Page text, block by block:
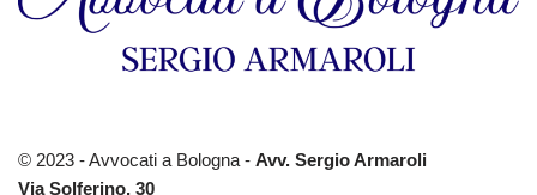
© 2023 - Avvocati a Bologna - Avv. Sergio Armaroli
Via Solferino, 30